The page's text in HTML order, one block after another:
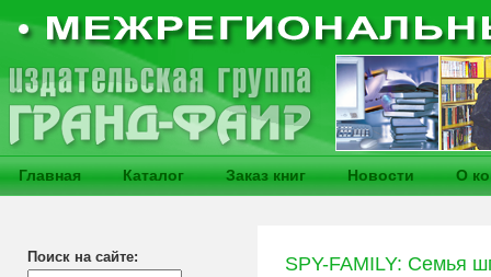
Главная Каталог Заказ книг Новости О
Поиск на сайте: SPY-FAMILY: Семья